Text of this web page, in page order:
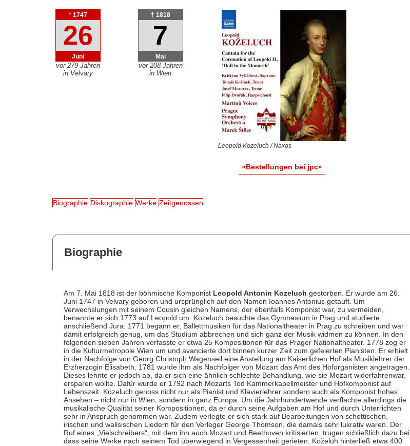
* 1747
26
Juni
vor 279 Jahren
in Velvary
† 1818
7
Mai
vor 208 Jahren
in Wien
Leopold Kozeluch / Naxos
»Bestellungen bei jpc«
Biographie Diskographie Werke Zeitgenossen
Biographie
Am 7. Mai 1818 ist der böhmische Komponist Leopold Antonin Kozeluch gestorben. Er wurde am 26.
Juni 1747 in Velvary geboren und ursprünglich auf den Namen Ioannes Antonius getauft. Um
Verwechslungen mit seinem Cousin gleichen Namens, der ebenfalls Komponist war, zu vermeiden,
benannte er sich 1773 auf Leopold um. Kozeluch besuchte das Gymnasium in Prag und studierte
anschließend Jura. 1771 begann er, Ballettmusiken für das Nationaltheater in Prag zu schreiben und war
damit erfolgreich genug, um das Studium abbrechen und sich ganz der Musik widmen zu können. In den
folgenden sieben Jahren verfasste er etwa 25 Kompositionen für das Prager Nationaltheater. 1778 zog er
in die Kulturmetropole Wien um und avancierte dort binnen kurzer Zeit zum gefeierten Pianisten. Er erhielt
in der Nachfolge von Georg Christoph Wagenseil eine Anstellung am Kaiserlichen Hof als Musiklehrer der
Erzherzogin Elisabeth. 1781 wurde ihm als Nachfolger von Mozart das Amt des Hoforganisten angetragen.
Dieses lehnte er jedoch ab, da er sich eine ähnlich schlechte Behandlung, wie sie Mozart widerfahrenwar,
ersparen wollte. Dafür wurde er 1792 nach Mozarts Tod Kammerkapellmeister und Hofkomponist auf
Lebenszeit. Kozeluch genoss nicht nur als Pianist und Klavierlehrer sondern auch als Komponist hohes
Ansehen – nicht nur in Wien, sondern in ganz Europa. Um die Jahrhundertwende verflachte allerdings die
musikalische Qualität seiner Kompositionen, da er durch seine Aufgaben am Hof und durch Unterrichten
sehr in Anspruch genommen war. Zudem verlegte er sich stark auf Bearbeitungen von schottischen,
irischen und walisischen Liedern für den Verleger George Thomson, die damals sehr lukrativ waren. Der
Ruf eines „Vielschreibers“, mit dem ihn auch Mozart und Beethoven kritisierten, trugen schließlich dazu bei,
dass seine Werke nach seinem Tod überwiegend in Vergessenheit gerieten. Koželuh hinterließ etwa 400